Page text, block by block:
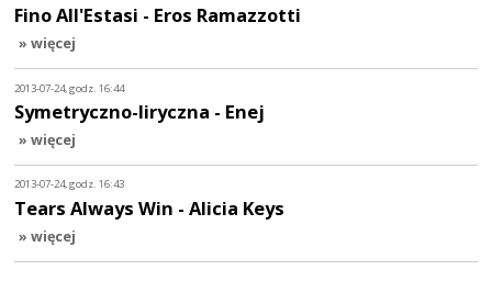
Fino All'Estasi - Eros Ramazzotti
» więcej
2013-07-24, godz. 16:44
Symetryczno-liryczna - Enej
» więcej
2013-07-24, godz. 16:43
Tears Always Win - Alicia Keys
» więcej